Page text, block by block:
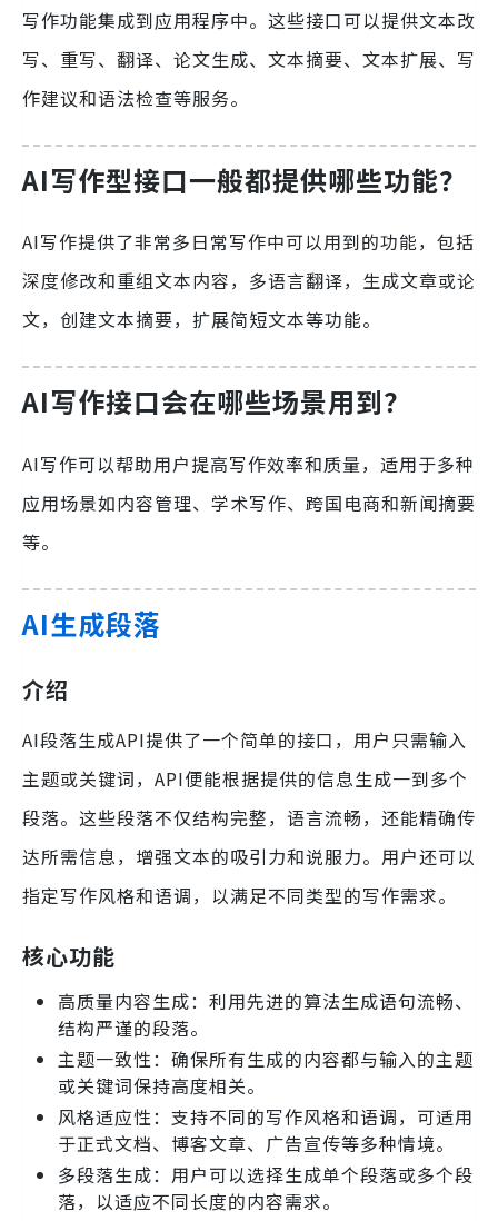
写作功能集成到应用程序中。这些接口可以提供文本改
写、重写、翻译、论文生成、文本摘要、文本扩展、写
作建议和语法检查等服务。
AI写作型接口一般都提供哪些功能？
AI写作提供了非常多日常写作中可以用到的功能，包括
深度修改和重组文本内容，多语言翻译，生成文章或论
文，创建文本摘要，扩展简短文本等功能。
AI写作接口会在哪些场景用到？
AI写作可以帮助用户提高写作效率和质量，适用于多种
应用场景如内容管理、学术写作、跨国电商和新闻摘要
等。
AI生成段落
介绍
AI段落生成API提供了一个简单的接口，用户只需输入
主题或关键词，API便能根据提供的信息生成一到多个
段落。这些段落不仅结构完整，语言流畅，还能精确传
达所需信息，增强文本的吸引力和说服力。用户还可以
指定写作风格和语调，以满足不同类型的写作需求。
核心功能
高质量内容生成：利用先进的算法生成语句流畅、
结构严谨的段落。
主题一致性：确保所有生成的内容都与输入的主题
或关键词保持高度相关。
风格适应性：支持不同的写作风格和语调，可适用
于正式文档、博客文章、广告宣传等多种情境。
多段落生成：用户可以选择生成单个段落或多个段
落，以适应不同长度的内容需求。